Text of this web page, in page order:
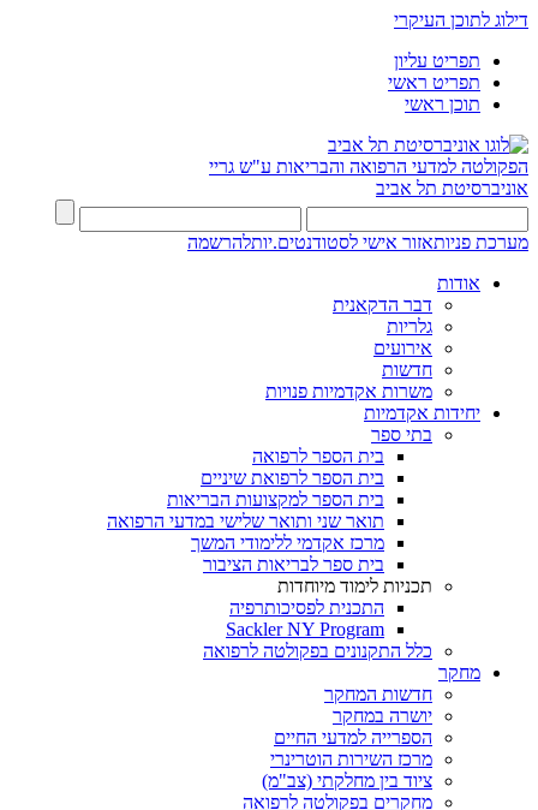
דילוג לתוכן העיקרי
תפריט עליון
תפריט ראשי
תוכן ראשי
הפקולטה למדעי הרפואה והבריאות ע"ש גריי
אוניברסיטת תל אביב
מערכת פניותאזור אישי לסטודנטים.יותלהרשמה
אודות
דבר הדקאנית
גלריות
אירועים
חדשות
משרות אקדמיות פנויות
יחידות אקדמיות
בתי ספר
בית הספר לרפואה
בית הספר לרפואת שיניים
בית הספר למקצועות הבריאות
תואר שני ותואר שלישי במדעי הרפואה
מרכז אקדמי ללימודי המשך
בית ספר לבריאות הציבור
תכניות לימוד מיוחדות
התכנית לפסיכותרפיה
Sackler NY Program
כלל התקנונים בפקולטה לרפואה
מחקר
חדשות המחקר
יושרה במחקר
הספרייה למדעי החיים
מרכז השירות הוטרינרי
ציוד בין מחלקתי (צב"מ)
מחקרים בפקולטה לרפואה